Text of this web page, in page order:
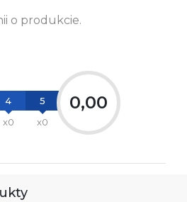
o produkcie.
4
x0
5
x0
0,00